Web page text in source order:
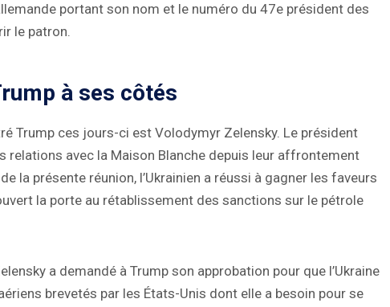
portant son nom et le numéro du 47e président des
le patron.
à ses côtés
Trump ces jours-ci est Volodymyr Zelensky. Le président
relations avec la Maison Blanche depuis leur affrontement
la présente réunion, l’Ukrainien a réussi à gagner les faveurs
la porte au rétablissement des sanctions sur le pétrole
a demandé à Trump son approbation pour que l’Ukraine
brevetés par les États-Unis dont elle a besoin pour se